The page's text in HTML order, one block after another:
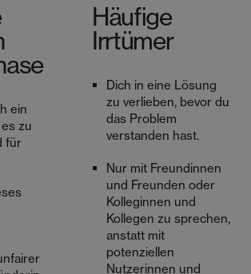
ein
zu
für
Häufige
Irrtümer
Dich in eine Lösung
zu verlieben, bevor du
das Problem
verstanden hast.
Nur mit Freundinnen
und Freunden oder
Kolleginnen und
Kollegen zu sprechen,
anstatt mit
potenziellen
Nutzerinnen und